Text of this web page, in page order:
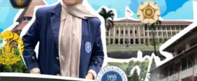
OUR PROGRAM